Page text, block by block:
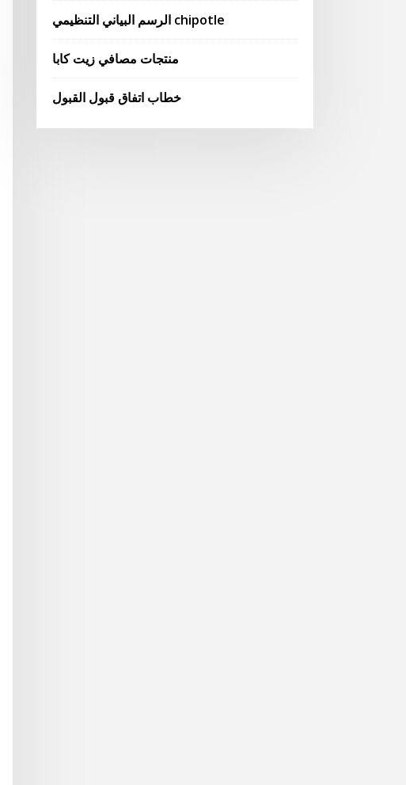
الرسم البياني التنظيمي chipotle
منتجات مصافي زيت كابا
خطاب اتفاق قبول القبول